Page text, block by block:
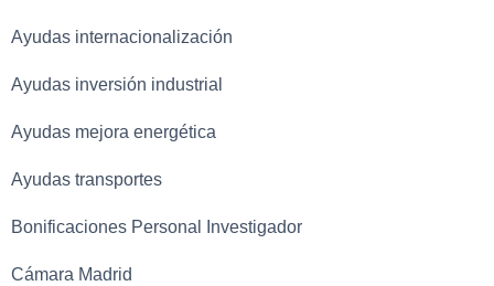
Ayudas internacionalización
Ayudas inversión industrial
Ayudas mejora energética
Ayudas transportes
Bonificaciones Personal Investigador
Cámara Madrid